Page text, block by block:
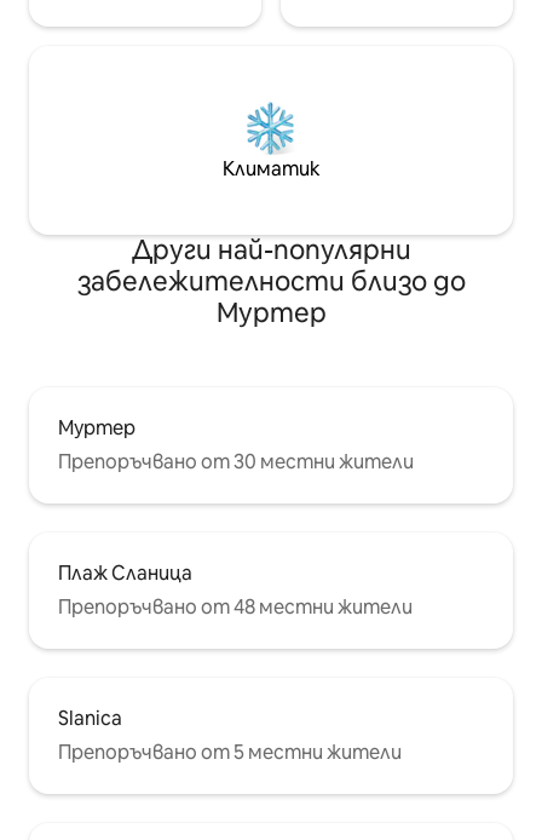
Климатик
Други най-популярни
забележителности близо до
Муртер
Муртер
Препоръчвано от 30 местни жители
Плаж Сланица
Препоръчвано от 48 местни жители
Slanica
Препоръчвано от 5 местни жители